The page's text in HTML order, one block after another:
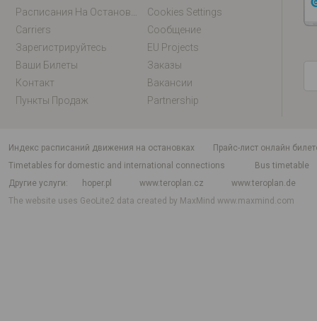
Cookies Settings
Carriers
Сообщение
Зарегистрируйтесь
EU Projects
Ваши Билеты
Заказы
Контакт
Вакансии
Пункты Продаж
Partnership
индекс расписаний движения на остановках
Прайс-лист онлайн
Timetables for domestic and international connections
Bus timetable
Другие услуги
hoper.pl www.teroplan.cz
www.teroplan.de
The website uses GeoLite2 data created by MaxMindwww.maxmind.com